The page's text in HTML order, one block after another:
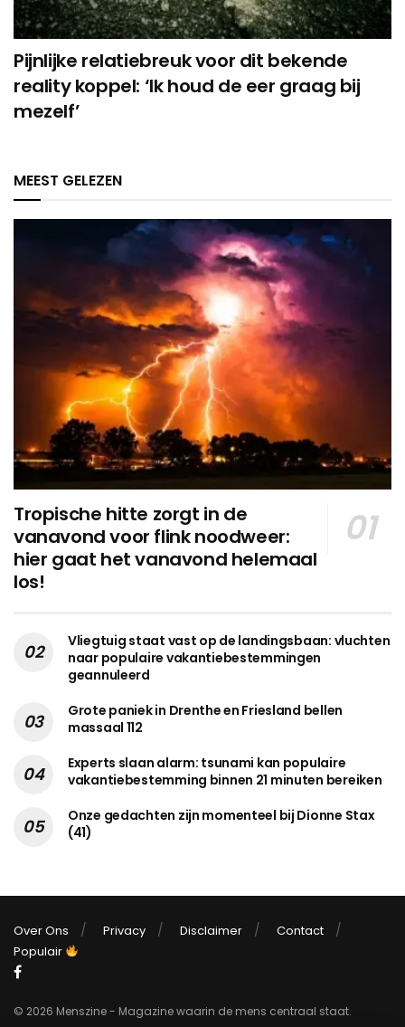
Pijnlijke relatiebreuk voor dit bekende
reality koppel: ‘Ik houd de eer graag bij
mezelf’
MEEST GELEZEN
Tropische hitte zorgt in de
vanavond voor flink noodweer:
hier gaat het vanavond helemaal
los!
Vliegtuig staat vast op de landingsbaan: vluchten
naar populaire vakantiebestemmingen
geannuleerd
Grote paniek in Drenthe en Friesland bellen
massaal 112
Experts slaan alarm: tsunami kan populaire
vakantiebestemming binnen 21 minuten bereiken
Onze gedachten zijn momenteel bij Dionne Stax
(41)
Over Ons Privacy Disclaimer
Contact
Populair
© 2026 Menszine - Magazine waarin de mens centraal staat.